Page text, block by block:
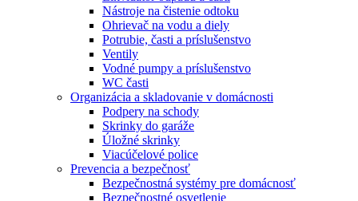
Nástroje na čistenie odtoku
Ohrievač na vodu a diely
Potrubie, časti a príslušenstvo
Ventily
Vodné pumpy a príslušenstvo
WC časti
Organizácia a skladovanie v domácnosti
Podpery na schody
Skrinky do garáže
Úložné skrinky
Viacúčelové police
Prevencia a bezpečnosť
Bezpečnostná systémy pre domácnosť
Bezpečnostné osvetlenie